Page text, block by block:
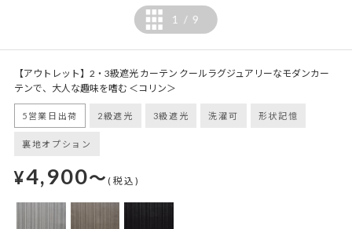
1 / 9
【アウトレット】2・3級遮光 カーテン クールラグジュアリーなモダンカー
テンで、大人な趣味を嗜む ＜コリン＞
5営業日出荷 2級遮光 3級遮光 洗濯可 形状記憶
裏地オプション
¥4,900～(税込)